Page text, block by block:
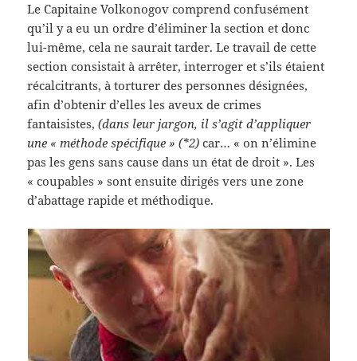
Le Capitaine Volkonogov comprend confusément
qu’il y a eu un ordre d’éliminer la section et donc
lui-même, cela ne saurait tarder. Le travail de cette
section consistait à arrêter, interroger et s’ils étaient
récalcitrants, à torturer des personnes désignées,
afin d’obtenir d’elles les aveux de crimes
fantaisistes,(dans leur jargon, il s’agit d’appliquer
une « méthode spécifique » (*2) car… « on n’élimine
pas les gens sans cause dans un état de droit ». Les
« coupables » sont ensuite dirigés vers une zone
d’abattage rapide et méthodique.